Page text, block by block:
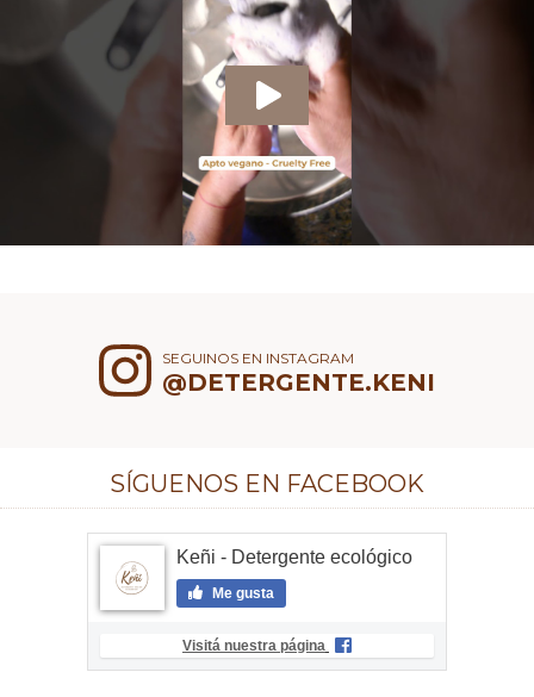
SEGUINOS EN INSTAGRAM
@DETERGENTE.KENI
SÍGUENOS EN FACEBOOK
Keñi - Detergente ecológico
Me gusta
Visitá nuestra página